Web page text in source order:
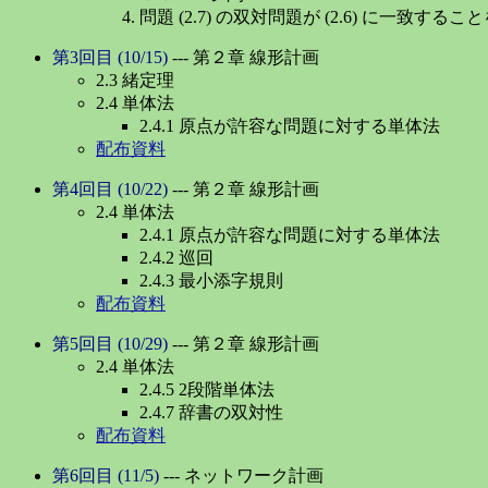
問題 (2.7) の双対問題が (2.6) に一致すること
第3回目 (10/15) --- 第２章 線形計画
2.3 緒定理
2.4 単体法
2.4.1 原点が許容な問題に対する単体法
配布資料
第4回目 (10/22) --- 第２章 線形計画
2.4 単体法
2.4.1 原点が許容な問題に対する単体法
2.4.2 巡回
2.4.3 最小添字規則
配布資料
第5回目 (10/29) --- 第２章 線形計画
2.4 単体法
2.4.5 2段階単体法
2.4.7 辞書の双対性
配布資料
第6回目 (11/5) --- ネットワーク計画